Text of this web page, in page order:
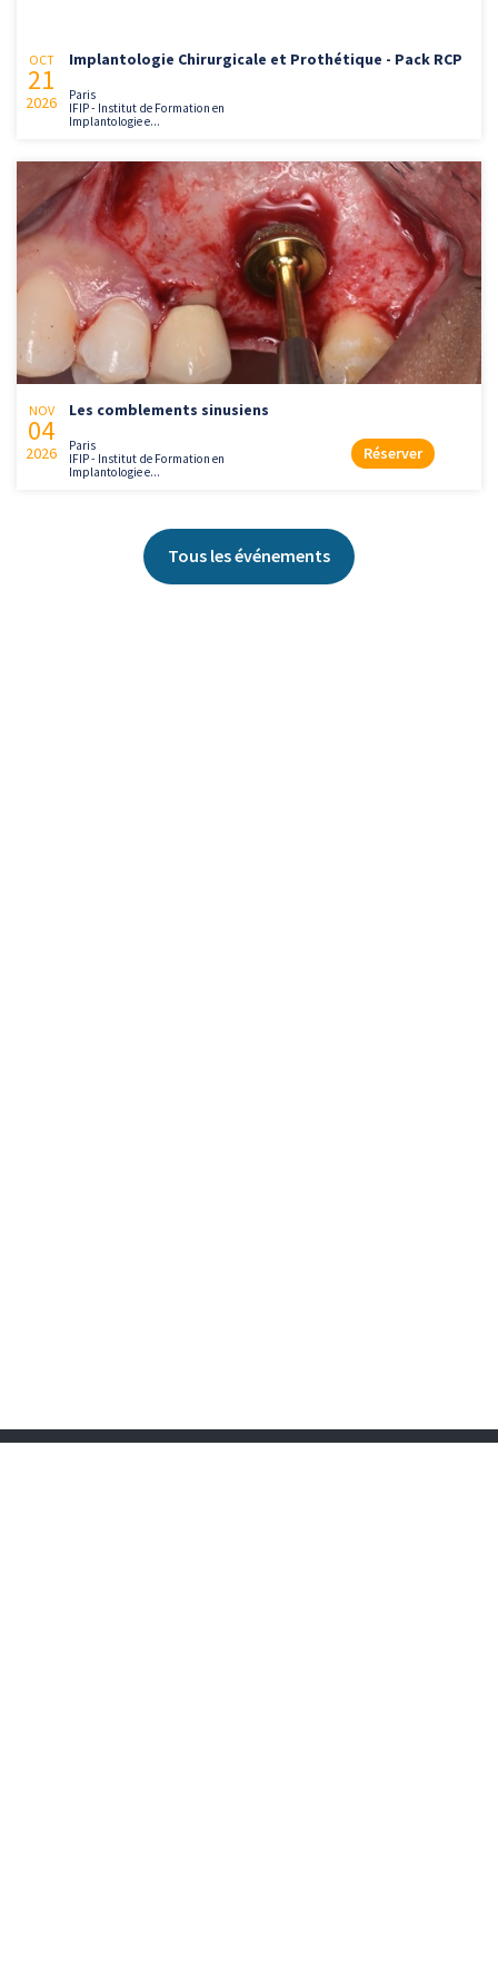
OCT
21
2026
Implantologie Chirurgicale et Prothétique - Pack RCP
Paris
IFIP - Institut de Formation en
Implantologie e...
NOV
04
2026
Les comblements sinusiens
Paris
IFIP - Institut de Formation en
Implantologie e...
Réserver
Tous les événements